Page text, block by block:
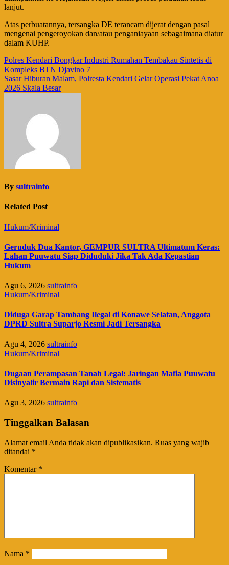
lanjut.
​Atas perbuatannya, tersangka DE terancam dijerat dengan pasal
mengenai pengeroyokan dan/atau penganiayaan sebagaimana diatur
dalam KUHP.
Navigasi
pos
Polres Kendari Bongkar Industri Rumahan Tembakau Sintetis di
Kompleks BTN Djavino 7
Sasar Hiburan Malam, Polresta Kendari Gelar Operasi Pekat Anoa
2026 Skala Besar
By sultrainfo
Related Post
Hukum/Kriminal
Geruduk Dua Kantor, GEMPUR SULTRA Ultimatum Keras:
Lahan Puuwatu Siap Diduduki Jika Tak Ada Kepastian
Hukum
Agu 6, 2026 sultrainfo
Hukum/Kriminal
Diduga Garap Tambang Ilegal di Konawe Selatan, Anggota
DPRD Sultra Suparjo Resmi Jadi Tersangka
Agu 4, 2026 sultrainfo
Hukum/Kriminal
Dugaan Perampasan Tanah Legal: Jaringan Mafia Puuwatu
Disinyalir Bermain Rapi dan Sistematis
Agu 3, 2026 sultrainfo
Tinggalkan Balasan
Alamat email Anda tidak akan dipublikasikan. Ruas yang wajib
ditandai *
Komentar *
Nama *